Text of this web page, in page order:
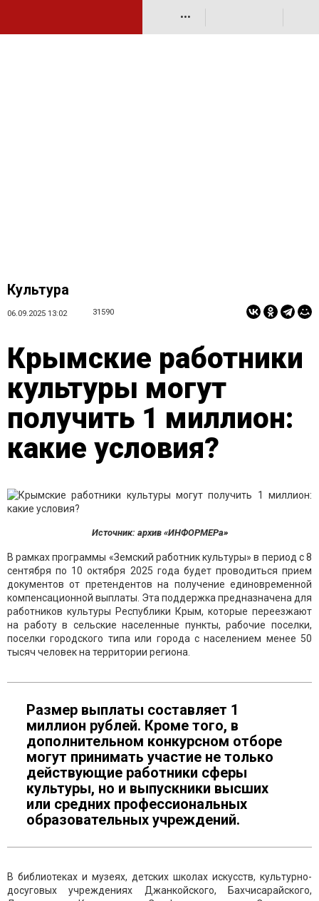
•••
Культура
06.09.2025 13:02 31590
Крымские работники
культуры могут
получить 1 миллион:
какие условия?
Источник: архив «ИНФОРМЕРа»
В рамках программы «Земский работник культуры» в период с 8
сентября по 10 октября 2025 года будет проводиться прием
документов от претендентов на получение единовременной
компенсационной выплаты. Эта поддержка предназначена для
работников культуры Республики Крым, которые переезжают
на работу в сельские населенные пункты, рабочие поселки,
поселки городского типа или города с населением менее 50
тысяч человек на территории региона.
Размер выплаты составляет 1
миллион рублей. Кроме того, в
дополнительном конкурсном отборе
могут принимать участие не только
действующие работники сферы
культуры, но и выпускники высших
или средних профессиональных
образовательных учреждений.
В библиотеках и музеях, детских школах искусств, культурно-
досуговых учреждениях Джанкойского, Бахчисарайского,